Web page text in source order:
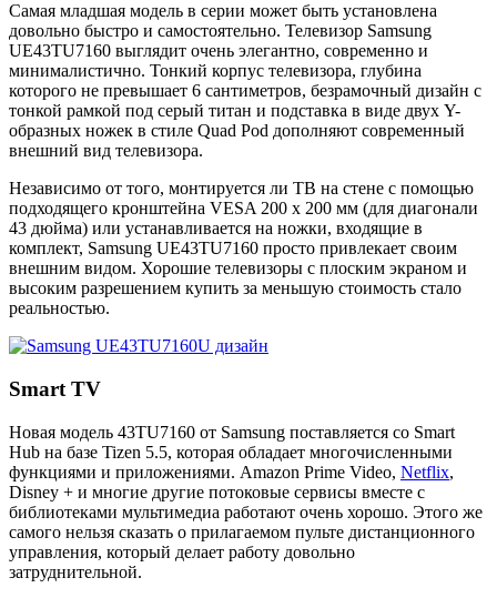
Самая младшая модель в серии может быть установлена
довольно быстро и самостоятельно. Телевизор Samsung
UE43TU7160 выглядит очень элегантно, современно и
минималистично. Тонкий корпус телевизора, глубина
которого не превышает 6 сантиметров, безрамочный дизайн с
тонкой рамкой под серый титан и подставка в виде двух Y-
образных ножек в стиле Quad Pod дополняют современный
внешний вид телевизора.
Независимо от того, монтируется ли ТВ на стене с помощью
подходящего кронштейна VESA 200 х 200 мм (для диагонали
43 дюйма) или устанавливается на ножки, входящие в
комплект, Samsung UE43TU7160 просто привлекает своим
внешним видом. Хорошие телевизоры с плоским экраном и
высоким разрешением купить за меньшую стоимость стало
реальностью.
Smart TV
Новая модель 43TU7160 от Samsung поставляется со Smart
Hub на базе Tizen 5.5, которая обладает многочисленными
функциями и приложениями. Amazon Prime Video, Netflix,
Disney + и многие другие потоковые сервисы вместе с
библиотеками мультимедиа работают очень хорошо. Этого же
самого нельзя сказать о прилагаемом пульте дистанционного
управления, который делает работу довольно
затруднительной.